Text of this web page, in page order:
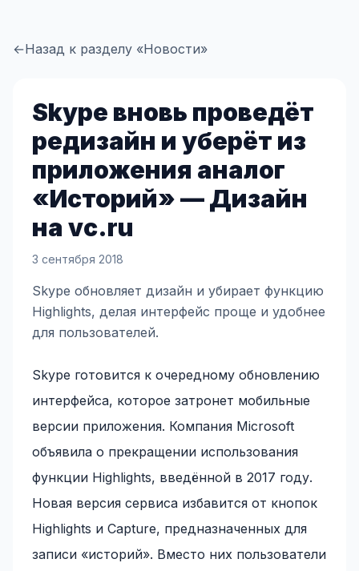
←Назад к разделу «Новости»
Skype вновь проведёт
редизайн и уберёт из
приложения аналог
«Историй» — Дизайн
на vc.ru
3 сентября 2018
Skype обновляет дизайн и убирает функцию
Highlights, делая интерфейс проще и удобнее
для пользователей.
Skype готовится к очередному обновлению
интерфейса, которое затронет мобильные
версии приложения. Компания Microsoft
объявила о прекращении использования
функции Highlights, введённой в 2017 году.
Новая версия сервиса избавится от кнопок
Highlights и Capture, предназначенных для
записи «историй». Вместо них пользователи